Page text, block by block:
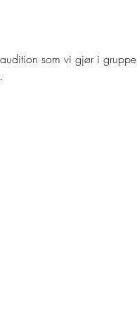
som vi gjør i